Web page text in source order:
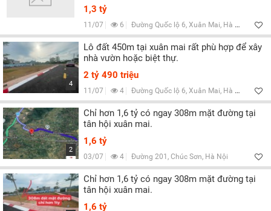
1,3 tỷ
11/07 6 Đường Quốc lộ 6, Xuân Mai, Hà Nội
4
Lô đất 450m tại xuân mai rất phù hợp để xây
nhà vườn hoặc biệt thự.
2 tỷ 490 triệu
11/07 4 Đường Quốc lộ 6, Xuân Mai, Hà Nội
2
Chỉ hơn 1,6 tỷ có ngay 308m mặt đường tại
tân hội xuân mai.
1,6 tỷ
03/07 4 Đường 201, Chúc Sơn, Hà Nội
Chỉ hơn 1,6 tỷ có ngay 308m mặt đường tại
tân hội xuân mai.
1,6 tỷ